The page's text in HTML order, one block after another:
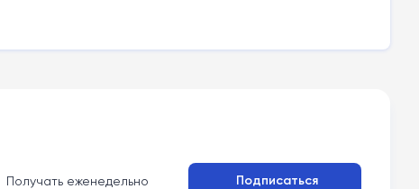
Получать еженедельно Подписаться